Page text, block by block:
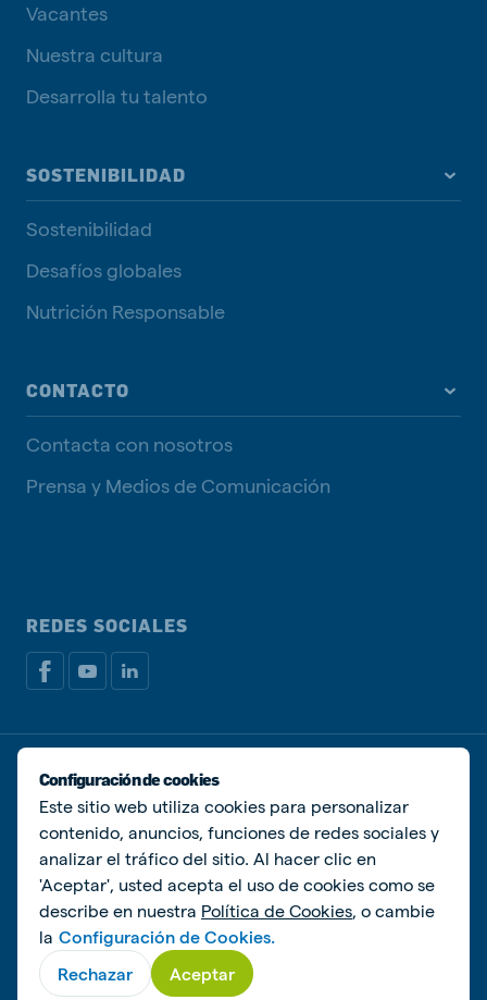
Vacantes
Nuestra cultura
Desarrolla tu talento
SOSTENIBILIDAD
Sostenibilidad
Desafíos globales
Nutrición Responsable
CONTACTO
Contacta con nosotros
Prensa y Medios de Comunicación
REDES SOCIALES
Política de privacidadPolítica de Cookies
Administrar Cookies
© De Heus Animal Nutrition
Configuración de cookies
Este sitio web utiliza cookies para personalizar
contenido, anuncios, funciones de redes sociales y
analizar el tráfico del sitio. Al hacer clic en
'Aceptar', usted acepta el uso de cookies como se
describe en nuestra Política de Cookies, o cambie
la Configuración de Cookies.
Rechazar
Aceptar